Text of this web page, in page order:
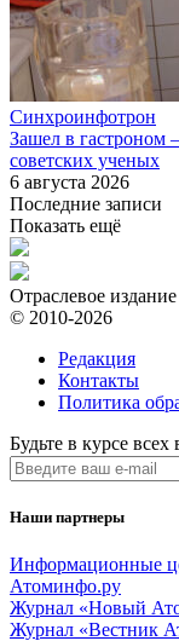
Синхроинфотрон
Зашел в гастроном
советских ученых
6 августа 2026
Последние записи
Показать ещё
Отраслевое
© 2010-2026
Редакция
Контакты
Политика
Будьте в курсе
Наши партнеры
Информационные
Атоминфо.ру
Журнал «Новый
Журнал «Вестник